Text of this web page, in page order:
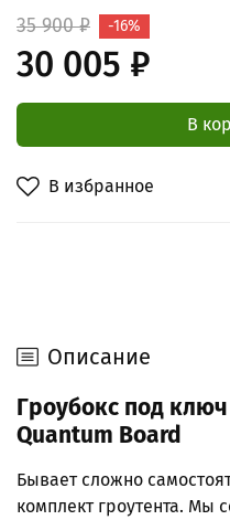
В избранное
35 900 ₽
30 005 ₽
-16%
В
Описание
Гроубокс под ключ
Quantum Board
Бывает сложно
комплект гроутента. Мы